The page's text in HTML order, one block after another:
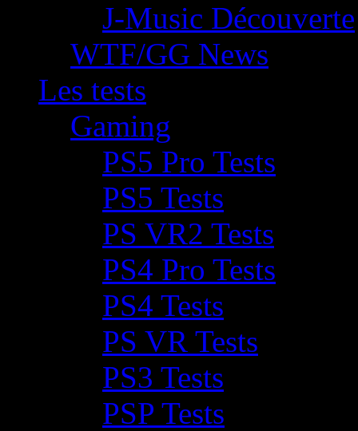
J-Music Découverte
WTF/GG News
Les tests
Gaming
PS5 Pro Tests
PS5 Tests
PS VR2 Tests
PS4 Pro Tests
PS4 Tests
PS VR Tests
PS3 Tests
PSP Tests